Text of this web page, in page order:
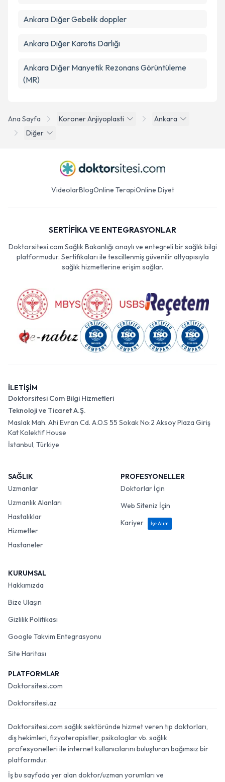
Ana Sayfa Koroner Anjiyoplasti
Ankara
Diğer
Ankara Diğer Gebelik doppler
Ankara Diğer Karotis Darlığı
Ankara Diğer Manyetik Rezonans Görüntüleme
(MR)
VideolarBlogOnline TerapiOnline Diyet
SERTİFİKA VE ENTEGRASYONLAR
Doktorsitesi.com Sağlık Bakanlığı onaylı ve entegreli bir sağlık bilgi
platformudur. Sertifikaları ile tescillenmiş güvenilir altyapısıyla
sağlık hizmetlerine erişim sağlar.
İLETİŞİM
Doktorsitesi Com Bilgi Hizmetleri
Teknoloji ve Ticaret A.Ş.
Maslak Mah. Ahi Evran Cd. A.O.S 55 Sokak No:2 Aksoy Plaza Giriş
Kat Kolektif House
İstanbul, Türkiye
SAĞLIK
Uzmanlar
Uzmanlık Alanları
Hastalıklar
Hizmetler
Hastaneler
PROFESYONELLER
Doktorlar İçin
Web Siteniz İçin
Kariyer
İşe Alım
KURUMSAL
Hakkımızda
Bize Ulaşın
Gizlilik Politikası
Google Takvim Entegrasyonu
Site Haritası
PLATFORMLAR
Doktorsitesi.com
Doktorsitesi.az
Doktorsitesi.com sağlık sektöründe hizmet veren tıp doktorları,
diş hekimleri, fizyoterapistler, psikologlar vb. sağlık
profesyonelleri ile internet kullanıcılarını buluşturan bağımsız bir
platformdur.
İş bu sayfada yer alan doktor/uzman yorumları ve